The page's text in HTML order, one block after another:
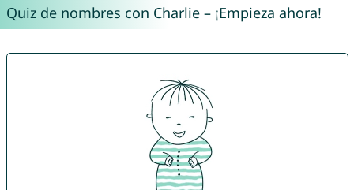
Quiz de nombres con Charlie – ¡Empieza ahora!